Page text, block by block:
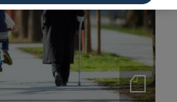
Notas de prensa